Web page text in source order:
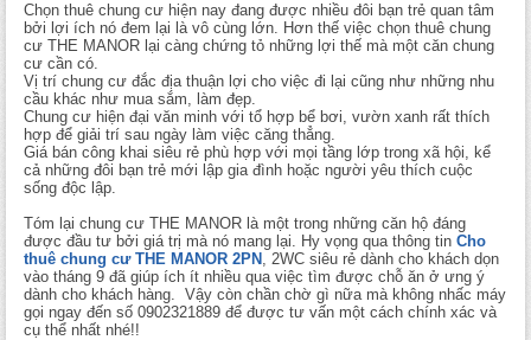
Chọn thuê chung cư hiện nay đang được nhiều đôi bạn trẻ quan tâm
bởi lợi ích nó đem lại là vô cùng lớn. Hơn thế việc chọn thuê chung
cư THE MANOR lại càng chứng tỏ những lợi thế mà một căn chung
cư cần có.
Vị trí chung cư đắc địa thuận lợi cho việc đi lại cũng như những nhu
cầu khác như mua sắm, làm đẹp.
Chung cư hiện đại văn minh với tổ hợp bể bơi, vườn xanh rất thích
hợp để giải trí sau ngày làm việc căng thẳng.
Giá bán công khai siêu rẻ phù hợp với mọi tầng lớp trong xã hội, kể
cả những đôi bạn trẻ mới lập gia đình hoặc người yêu thích cuộc
sống độc lập.
Tóm lại chung cư THE MANOR là một trong những căn hộ đáng
được đầu tư bởi giá trị mà nó mang lại. Hy vọng qua thông tin Cho
thuê chung cư THE MANOR 2PN , 2WC siêu rẻ dành cho khách dọn
vào tháng 9 đã giúp ích ít nhiều qua việc tìm được chỗ ăn ở ưng ý
dành cho khách hàng. Vậy còn chần chờ gì nữa mà không nhấc máy
gọi ngay đến số 0902321889 để được tư vấn một cách chính xác và
cụ thể nhất nhé!!